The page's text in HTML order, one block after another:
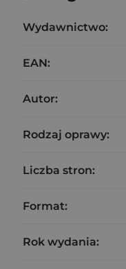
Wydawnictwo:
EAN:
Autor:
Rodzaj oprawy:
Liczba stron:
Format:
Rok wydania: